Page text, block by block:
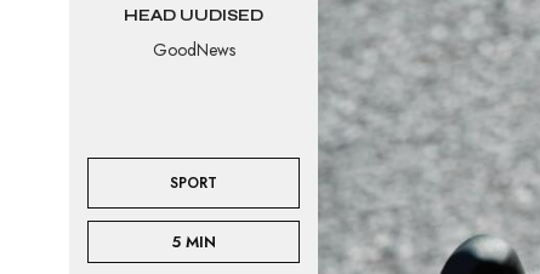
HEAD UUDISED
GoodNews
SPORT
5 MIN